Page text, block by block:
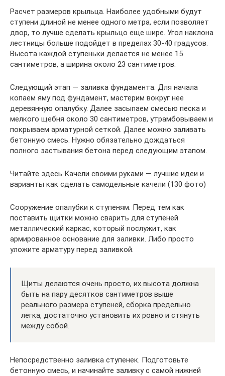
Расчет размеров крыльца. Наиболее удобными будут
ступени длиной не менее одного метра, если позволяет
двор, то лучше сделать крыльцо еще шире. Угол наклона
лестницы больше подойдет в пределах 30-40 градусов.
Высота каждой ступеньки делается не менее 15
сантиметров, а ширина около 23 сантиметров.
Следующий этап — заливка фундамента. Для начала
копаем яму под фундамент, мастерим вокруг нее
деревянную опалубку. Далее засыпаем смесью песка и
мелкого щебня около 30 сантиметров, утрамбовываем и
покрываем арматурной сеткой. Далее можно заливать
бетонную смесь. Нужно обязательно дождаться
полного застывания бетона перед следующим этапом.
Читайте здесь Качели своими руками — лучшие идеи и
варианты как сделать самодельные качели (130 фото)
Сооружение опалубки к ступеням. Перед тем как
поставить щитки можно сварить для ступеней
металлический каркас, который послужит, как
армированное основание для заливки. Либо просто
уложите арматуру перед заливкой.
Щиты делаются очень просто, их высота должна
быть на пару десятков сантиметров выше
реального размера ступеней, сборка предельно
легка, достаточно установить их ровно и стянуть
между собой.
Непосредственно заливка ступенек. Подготовьте
бетонную смесь, и начинайте заливку с самой нижней